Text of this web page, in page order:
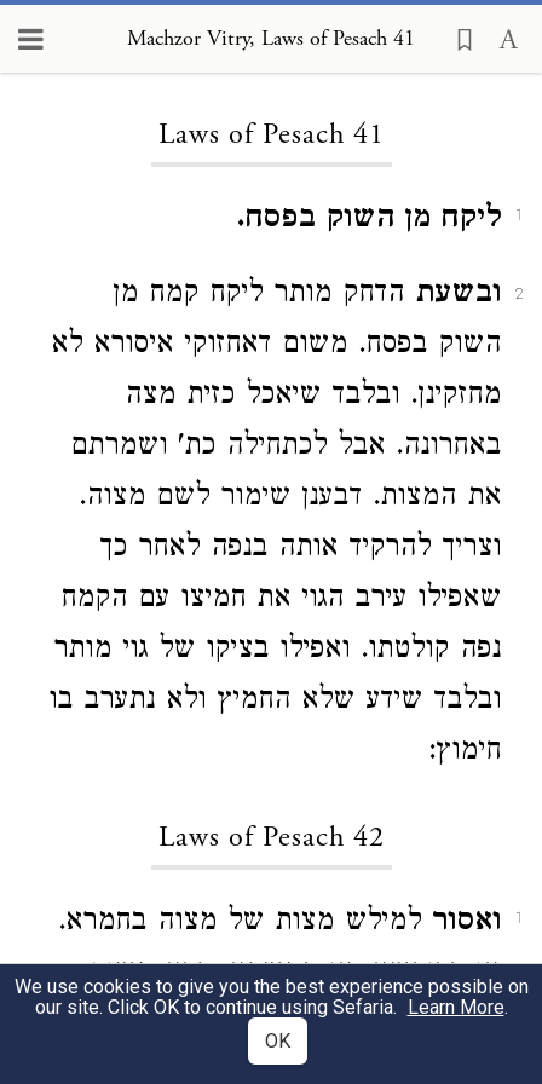
Machzor Vitry, Laws of Pesach 41
Laws of Pesach 41
1 ליקח מן השוק בפסח.
2 ובשעת הדחק מותר ליקח קמח מן
השוק בפסח. משום דאחזוקי איסורא לא
מחזקינן. ובלבד שיאכל כזית מצה
באחרונה. אבל לכתחילה כת' ושמרתם
את המצות. דבענן שימור לשם מצוה.
וצריך להרקיד אותה בנפה לאחר כך
שאפילו עירב הגוי את חמיצו עם הקמח
נפה קולטתו. ואפילו בציקו של גוי מותר
ובלבד שידע שלא החמיץ ולא נתערב בו
חימוץ:
Laws of Pesach 42
1 ואסור למילש מצות של מצוה בחמרא.
או בדובשא. או במשחא. חדא משום
דמחמעא. ועוד מפני שנראית כמצה
We use cookies to give you the best experience possible on
our site. Click OK to continue using Sefaria. Learn More.
OK